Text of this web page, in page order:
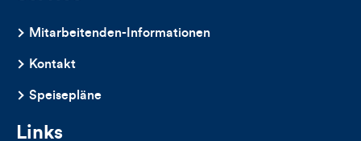
Mitarbeitenden-Informationen
Kontakt
Speisepläne
Links